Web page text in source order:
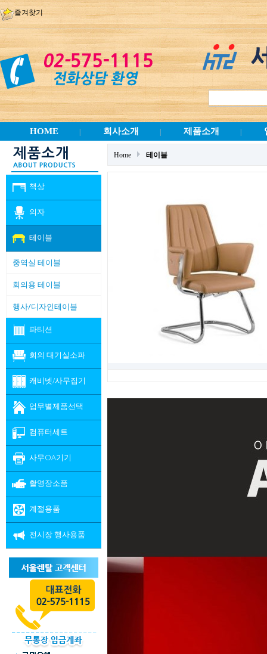
즐겨찾기
HOME 회사소개 제품소개
책상
의자
테이블
중역실 테이블
회의용 테이블
행사/디자인테이블
파티션
회의 대기실소파
캐비넷/사무집기
업무별제품선택
컴퓨터세트
사무OA기기
촬영장소품
계절용품
전시장 행사용품
Home 테이블